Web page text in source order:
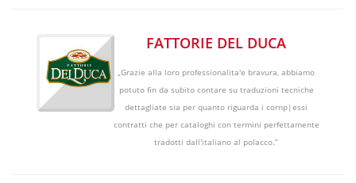
FATTORIE DEL DUCA
„Grazie alla loro professionalita'e bravura, abbiamo
potuto fin da subito contare su traduzioni tecniche
dettagliate sia per quanto riguarda i cornp|essi
contratti che per cataloghi con termini perfettamente
tradotti daIl'italiano al polacco.”